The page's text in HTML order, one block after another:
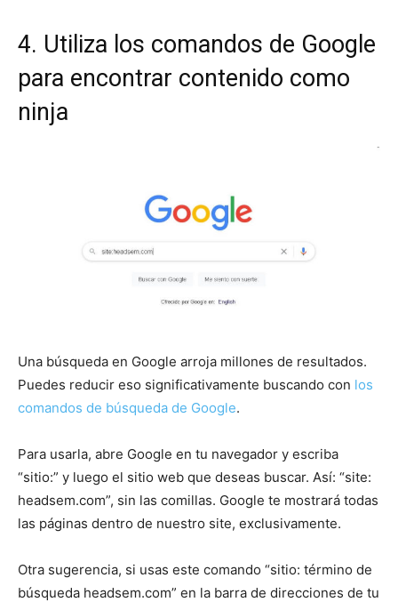
4. Utiliza los comandos de Google
para encontrar contenido como
ninja
Una búsqueda en Google arroja millones de resultados.
Puedes reducir eso significativamente buscando con los
comandos de búsqueda de Google.
Para usarla, abre Google en tu navegador y escriba
“sitio:” y luego el sitio web que deseas buscar. Así: “site:
headsem.com”, sin las comillas. Google te mostrará todas
las páginas dentro de nuestro site, exclusivamente.
Otra sugerencia, si usas este comando “sitio: término de
búsqueda headsem.com” en la barra de direcciones de tu